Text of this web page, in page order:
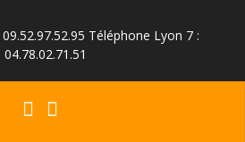
Téléphone Lyon 7 :
04.78.02.71.51